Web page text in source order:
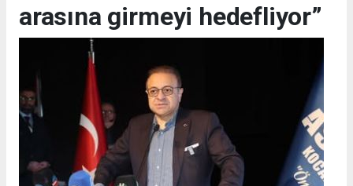
arasına girmeyi hedefliyor”